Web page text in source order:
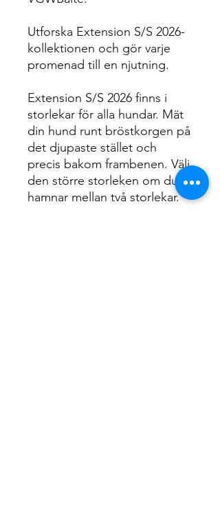
Utforska Extension S/S 2026-
kollektionen och gör varje
promenad till en njutning.
Extension S/S 2026 finns i
storlekar för alla hundar. Mät
din hund runt bröstkorgen på
det djupaste stället och
precis bakom frambenen. Välj
den större storleken om du
hamnar mellan två storlekar.